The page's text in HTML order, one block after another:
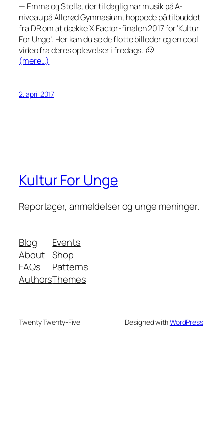
— Emma og Stella, der til daglig har musik på A-
niveau på Allerød Gymnasium, hoppede på tilbuddet
fra DR om at dække X Factor-finalen 2017 for ‘Kultur
For Unge’. Her kan du se de flotte billeder og en cool
video fra deres oplevelser i fredags. 🙂
(mere…)
2. april 2017
Kultur For Unge
Reportager, anmeldelser og unge meninger.
Blog
About
FAQs
Authors
Events
Shop
Patterns
Themes
Twenty Twenty-Five Designed withWordPress